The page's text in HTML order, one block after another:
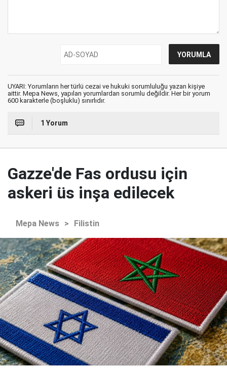
UYARI: Yorumların her türlü cezai ve hukuki sorumluluğu yazan kişiye
aittir. Mepa News, yapılan yorumlardan sorumlu değildir. Her bir yorum
600 karakterle (boşluklu) sınırlıdır.
1 Yorum
Gazze'de Fas ordusu için
askeri üs inşa edilecek
Mepa News > Filistin